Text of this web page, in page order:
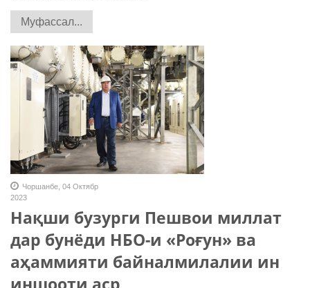
Муфассал...
Чоршанбе, 04 Октябр
2023
Нақши бузурги Пешвои миллат
дар бунёди НБО-и «Роғун» ва
аҳаммияти байналмилалии ин